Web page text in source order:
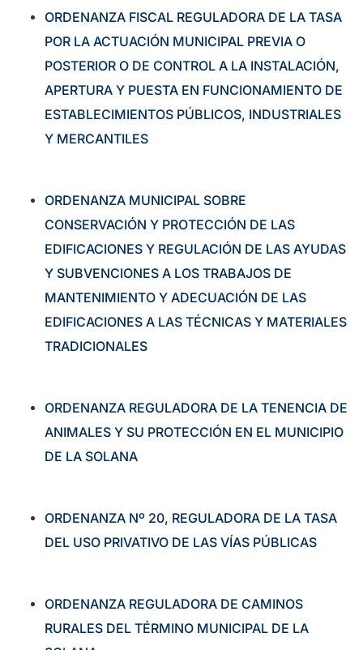
ORDENANZA FISCAL REGULADORA DE LA TASA
POR LA ACTUACIÓN MUNICIPAL PREVIA O
POSTERIOR O DE CONTROL A LA INSTALACIÓN,
APERTURA Y PUESTA EN FUNCIONAMIENTO DE
ESTABLECIMIENTOS PÚBLICOS, INDUSTRIALES
Y MERCANTILES
ORDENANZA MUNICIPAL SOBRE
CONSERVACIÓN Y PROTECCIÓN DE LAS
EDIFICACIONES Y REGULACIÓN DE LAS AYUDAS
Y SUBVENCIONES A LOS TRABAJOS DE
MANTENIMIENTO Y ADECUACIÓN DE LAS
EDIFICACIONES A LAS TÉCNICAS Y MATERIALES
TRADICIONALES
ORDENANZA REGULADORA DE LA TENENCIA DE
ANIMALES Y SU PROTECCIÓN EN EL MUNICIPIO
DE LA SOLANA
ORDENANZA Nº 20, REGULADORA DE LA TASA
DEL USO PRIVATIVO DE LAS VÍAS PÚBLICAS
ORDENANZA REGULADORA DE CAMINOS
RURALES DEL TÉRMINO MUNICIPAL DE LA